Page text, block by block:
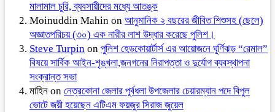
মালামাল চুরি, ব্যবসায়ীদের মধ্যে আতঙ্ক
Moinuddin Mahin on আনুমানিক ২ বছরের জীবিত শিশুসহ (ছেলে)
অজ্ঞাতপরিচয় (৩০) এক নারীর লাশ উদ্ধার করেছে পুলিশ।
Steve Turpin on পুলিশ হেডকোয়ার্টার্স এর আয়োজনে ঘূর্ণিঝড় “রেমাল”
বিষয়ে সার্বিক আইন-শৃঙ্খলা,জনগনের নিরাপত্তা ও দুর্যোগ ব্যবস্থাপনা
সংক্রান্ত সভা
মাহিন on নেত্রকোনা জেলার পূর্বধলা উপজেলার চেয়ারম্যান পদে বিপুল
ভোটে জয়ী হয়েছেন এটিএম ফয়জুর সিরাজ জুয়েল